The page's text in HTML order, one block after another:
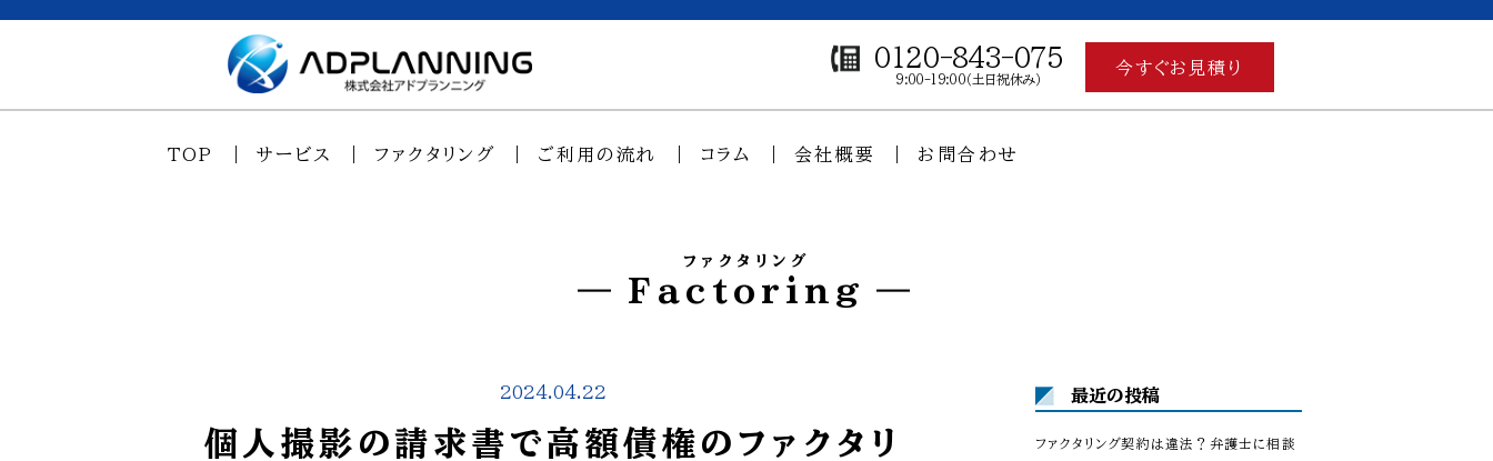
TOP サービス ファクタリング ご利用の流れ コラム 会社概要 お問合わせ
0120-843-075
9:00-19:00（土日祝休み）
今すぐお見積り
ファクタリング
Factoring
2024.04.22
個人撮影の請求書で高額債権のファクタリ
最近の投稿
ファクタリング契約は違法？弁護士に相談